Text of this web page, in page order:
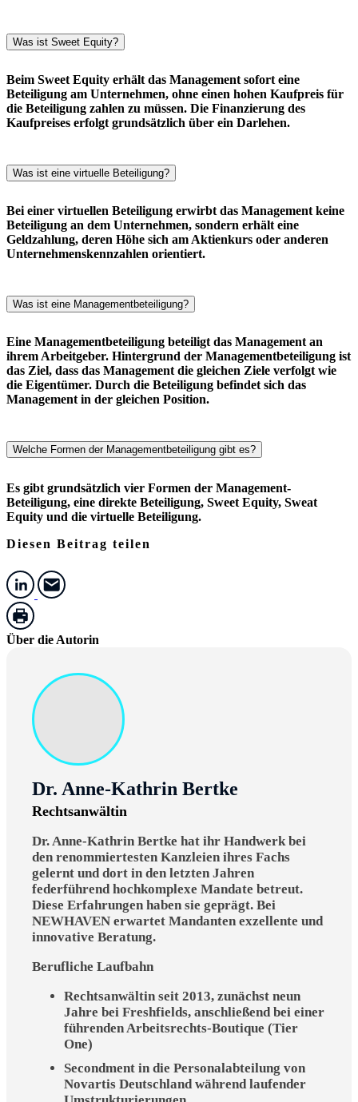
Was ist Sweet Equity?
Beim Sweet Equity erhält das Management sofort eine
Beteiligung am Unternehmen, ohne einen hohen Kaufpreis für
die Beteiligung zahlen zu müssen. Die Finanzierung des
Kaufpreises erfolgt grundsätzlich über ein Darlehen.
Was ist eine virtuelle Beteiligung?
Bei einer virtuellen Beteiligung erwirbt das Management keine
Beteiligung an dem Unternehmen, sondern erhält eine
Geldzahlung, deren Höhe sich am Aktienkurs oder anderen
Unternehmenskennzahlen orientiert.
Was ist eine Managementbeteiligung?
Eine Managementbeteiligung beteiligt das Management an
ihrem Arbeitgeber. Hintergrund der Managementbeteiligung ist
das Ziel, dass das Management die gleichen Ziele verfolgt wie
die Eigentümer. Durch die Beteiligung befindet sich das
Management in der gleichen Position.
Welche Formen der Managementbeteiligung gibt es?
Es gibt grundsätzlich vier Formen der Management-
Beteiligung, eine direkte Beteiligung, Sweet Equity, Sweat
Equity und die virtuelle Beteiligung.
Diesen Beitrag teilen
Über die Autorin
Dr. Anne-Kathrin Bertke
Rechtsanwältin
Dr. Anne-Kathrin Bertke hat ihr Handwerk bei
den renommiertesten Kanzleien ihres Fachs
gelernt und dort in den letzten Jahren
federführend hochkomplexe Mandate betreut.
Diese Erfahrungen haben sie geprägt. Bei
NEWHAVEN erwartet Mandanten exzellente und
innovative Beratung.
Berufliche Laufbahn
Rechtsanwältin seit 2013, zunächst neun
Jahre bei Freshfields, anschließend bei einer
führenden Arbeitsrechts-Boutique (Tier
One)
Secondment in die Personalabteilung von
Novartis Deutschland während laufender